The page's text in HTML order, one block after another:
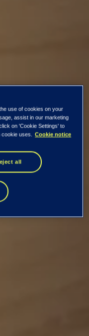
use of cookies on your
assist in our marketing
on 'Cookie Settings' to
uses.
Cookie notice
all